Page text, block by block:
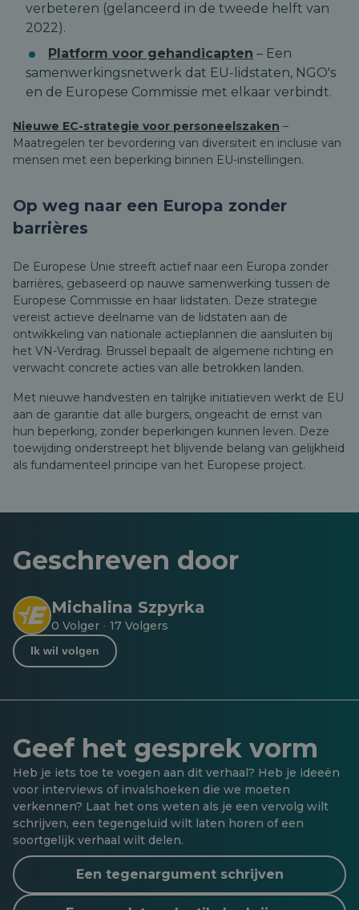
verbeteren (gelanceerd in de tweede helft van
2022).
Platform voor gehandicapten – Een
samenwerkingsnetwerk dat EU-lidstaten, NGO's
en de Europese Commissie met elkaar verbindt.
Nieuwe EC-strategie voor personeelszaken –
Maatregelen ter bevordering van diversiteit en inclusie van
mensen met een beperking binnen EU-instellingen.
Op weg naar een Europa zonder
barrières
De Europese Unie streeft actief naar een Europa zonder
barrières, gebaseerd op nauwe samenwerking tussen de
Europese Commissie en haar lidstaten. Deze strategie
vereist actieve deelname van de lidstaten aan de
ontwikkeling van nationale actieplannen die aansluiten bij
het VN-Verdrag. Brussel bepaalt de algemene richting en
verwacht concrete acties van alle betrokken landen.
Met nieuwe handvesten en talrijke initiatieven werkt de EU
aan de garantie dat alle burgers, ongeacht de ernst van
hun beperking, zonder beperkingen kunnen leven. Deze
toewijding onderstreept het blijvende belang van gelijkheid
als fundamenteel principe van het Europese project.
Geschreven door
Michalina Szpyrka
0 Volger · 17 Volgers
Ik wil volgen
Geef het gesprek vorm
Heb je iets toe te voegen aan dit verhaal? Heb je ideeën
voor interviews of invalshoeken die we moeten
verkennen? Laat het ons weten als je een vervolg wilt
schrijven, een tegengeluid wilt laten horen of een
soortgelijk verhaal wilt delen.
Een tegenargument schrijven